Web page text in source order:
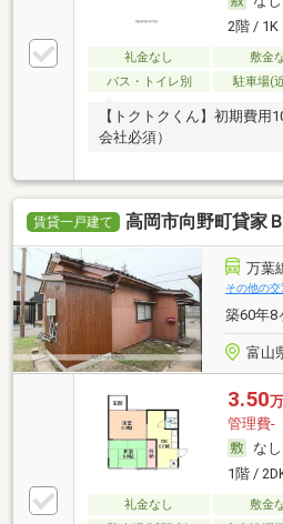
2階 / 1K
礼金なし 敷金
バス・トイレ別
駐車場(
【トクトクくん】初期費用
会社必須）
賃貸一戸建て 高岡市向野町貸家
万葉
その他の交
築60年8
富山
3.50
管理費-
なし
1階 /
礼金なし 敷金